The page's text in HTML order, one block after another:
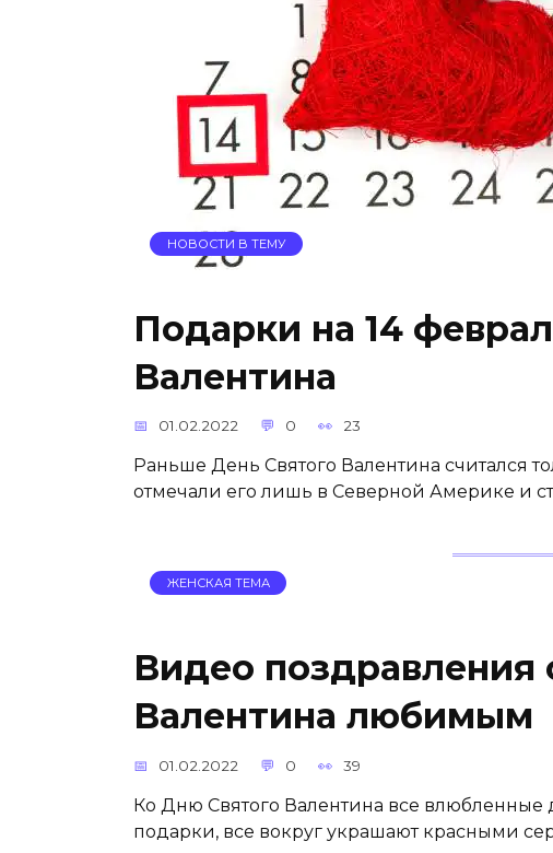
НОВОСТИ В ТЕМУ
Подарки на 14
Валентина
01.02.2022 0 23
Раньше День Святого Валентина считался
отмечали его лишь в Северной Америке и
ЖЕНСКАЯ ТЕМА
Видео поздравления
Валентина любимым
01.02.2022 0 39
Ко Дню Святого Валентина все влюбленные
подарки, все вокруг украшают красными